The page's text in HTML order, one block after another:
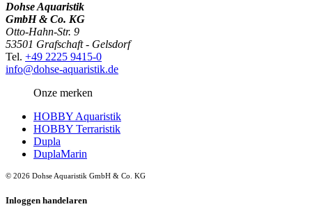
Dohse Aquaristik
GmbH & Co. KG
Otto-Hahn-Str. 9
53501 Grafschaft - Gelsdorf
Tel. +49 2225 9415-0
info@dohse-aquaristik.de
Onze merken
HOBBY Aquaristik
HOBBY Terraristik
Dupla
DuplaMarin
© 2026 Dohse Aquaristik GmbH & Co. KG
Inloggen handelaren